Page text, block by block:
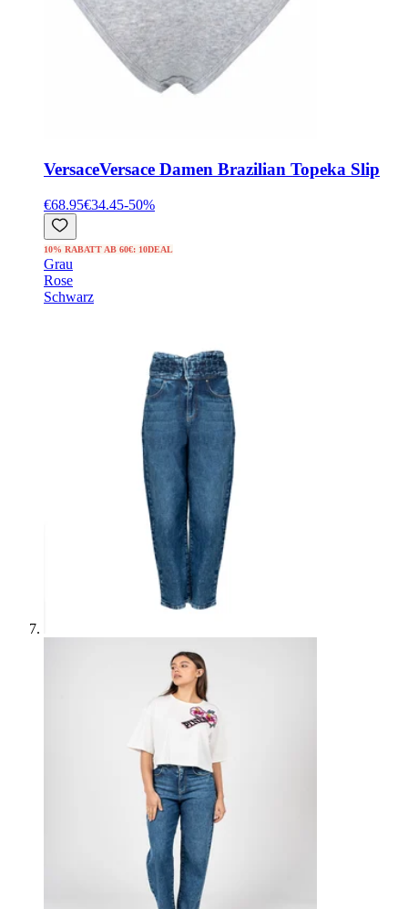
VersaceVersace Damen Brazilian Topeka Slip
€68.95€34.45-50%
10% RABATT AB 60€: 10DEAL
Grau
Rose
Schwarz